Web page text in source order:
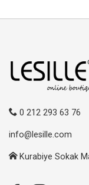
0 212 293 63 76
info@lesille.com
Kurabiye Sokak